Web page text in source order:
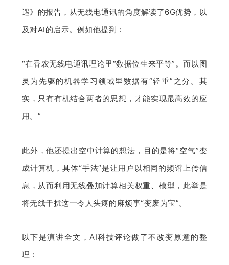
遇》的报告，从无线电通讯的角度解读了6G优势，以
及对AI的启示。例如他提到：
“在香农无线电通讯理论里“数据位生来平等”。而以图
灵为先驱的机器学习领域里数据有“轻重”之分。其
实，只有有机结合两者的思想，才能实现最高效的应
用。”
此外，他还提出空中计算的想法，目的是将“空气”变
成计算机，具体“手法”是让用户以相同的频谱上传信
息，从而利用无线叠加计算相关权重、模型，此举是
将无线干扰这一令人头疼的麻烦事“变废为宝”。
以下是演讲全文，AI科技评论做了不改变原意的整
理：